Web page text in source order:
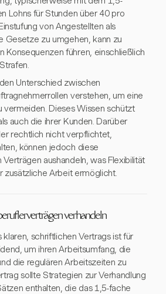
Lohns für Stunden über 40 pro
von Angestellten als
Gesetze zu umgehen, kann zu
Konsequenzen führen, einschließlich
Unterschied zwischen
verstehen, um eine
vermeiden. Dieses Wissen schützt
auch die ihrer Kunden. Darüber
rechtlich nicht verpflichtet,
können jedoch diese
Verträgen aushandeln, was Flexibilität
zusätzliche Arbeit ermöglicht.
verhandeln
klaren, schriftlichen Vertrags ist für
um ihren Arbeitsumfang, die
die regulären Arbeitszeiten zu
sollte Strategien zur Verhandlung
enthalten, die das 1,5-fache